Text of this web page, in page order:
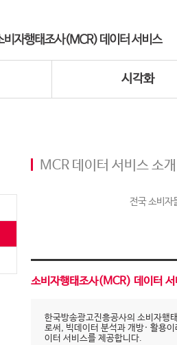
시각화
MCR 데이터 서비스 소개
전국 소비자
소비자행태조사(MCR) 데이터
한국방송광고진흥공사의 소비자행
로써, 빅데이터 분석과 개방· 활용
이터 서비스를 제공합니다.